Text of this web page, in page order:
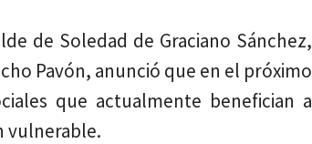
de Soledad de Graciano Sánchez,
Pavón, anunció que en el próximo
que actualmente benefician a
vulnerable.